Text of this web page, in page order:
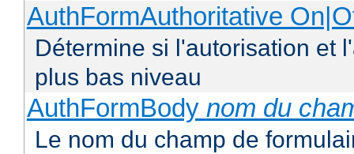
AuthFormAuthoritative
Détermine si l'autorisation et
plus bas niveau
AuthFormBody nom du
Le nom du champ de